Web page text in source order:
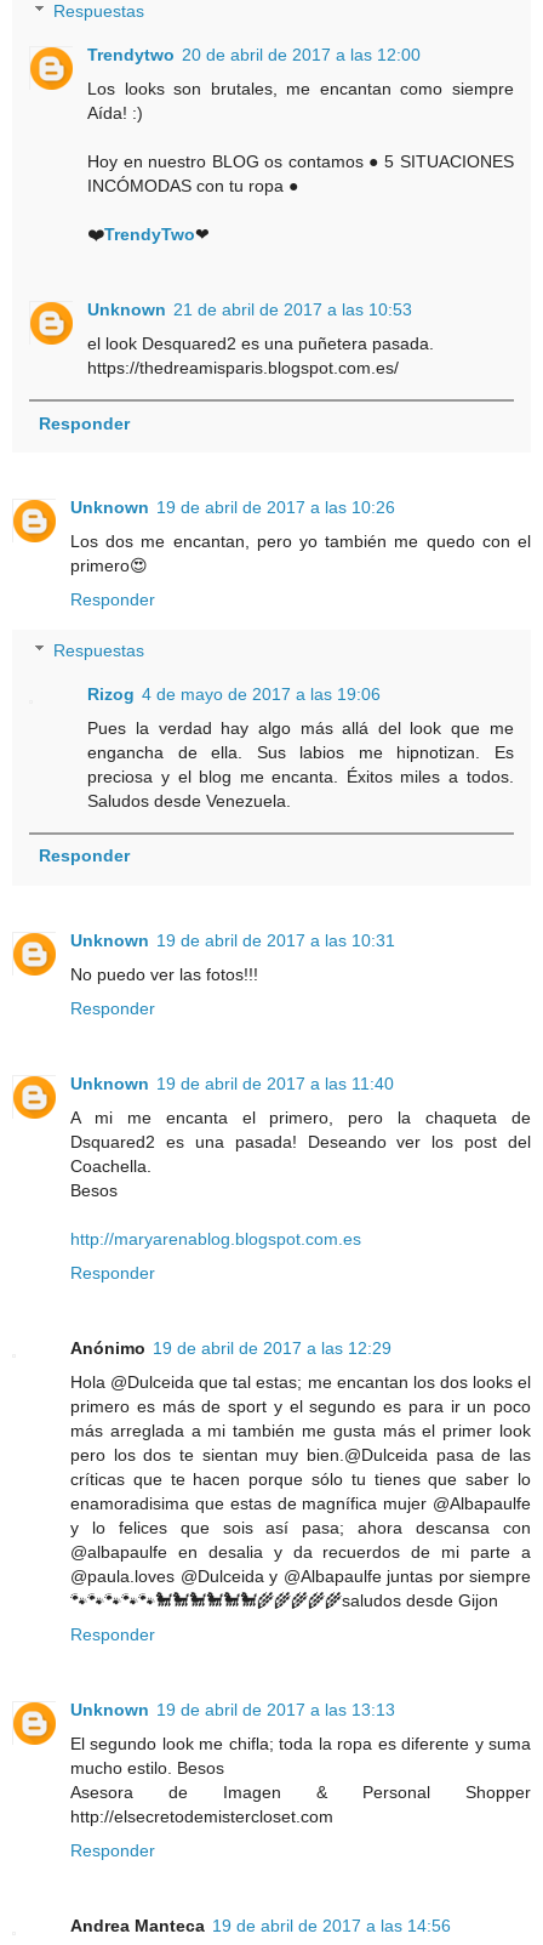
Respuestas
Trendytwo 20 de abril de 2017 a las 12:00
Los looks son brutales, me encantan como siempre
Aída! :)
Hoy en nuestro BLOG os contamos ● 5 SITUACIONES
INCÓMODAS con tu ropa ●
❤️TrendyTwo❤
Unknown 21 de abril de 2017 a las 10:53
el look Desquared2 es una puñetera pasada.
https://thedreamisparis.blogspot.com.es/
Responder
Unknown 19 de abril de 2017 a las 10:26
Los dos me encantan, pero yo también me quedo con el
primero😍
Responder
Respuestas
Rizog 4 de mayo de 2017 a las 19:06
Pues la verdad hay algo más allá del look que me
engancha de ella. Sus labios me hipnotizan. Es
preciosa y el blog me encanta. Éxitos miles a todos.
Saludos desde Venezuela.
Responder
Unknown 19 de abril de 2017 a las 10:31
No puedo ver las fotos!!!
Responder
Unknown 19 de abril de 2017 a las 11:40
A mi me encanta el primero, pero la chaqueta de
Dsquared2 es una pasada! Deseando ver los post del
Coachella.
Besos
http://maryarenablog.blogspot.com.es
Responder
Anónimo 19 de abril de 2017 a las 12:29
Hola @Dulceida que tal estas; me encantan los dos looks el
primero es más de sport y el segundo es para ir un poco
más arreglada a mi también me gusta más el primer look
pero los dos te sientan muy bien.@Dulceida pasa de las
críticas que te hacen porque sólo tu tienes que saber lo
enamoradisima que estas de magnífica mujer @Albapaulfe
y lo felices que sois así pasa; ahora descansa con
@albapaulfe en desalia y da recuerdos de mi parte a
@paula.loves @Dulceida y @Albapaulfe juntas por siempre
🐾🐾🐾🐾🐾🐩🐩🐩🐩🐩🐩🌾🌾🌾🌾🌾saludos desde Gijon
Responder
Unknown 19 de abril de 2017 a las 13:13
El segundo look me chifla; toda la ropa es diferente y suma
mucho estilo. Besos
Asesora de Imagen & Personal Shopper
http://elsecretodemistercloset.com
Responder
Andrea Manteca 19 de abril de 2017 a las 14:56